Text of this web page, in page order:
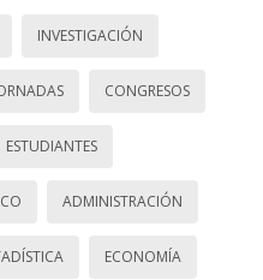
INVESTIGACIÓN
CONGRESOS
ESTUDIANTES
ADMINISTRACIÓN
ECONOMÍA